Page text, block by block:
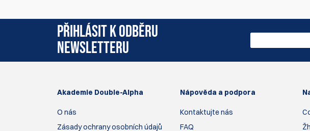
PŘIHLÁSIT K ODBĚRU
NEWSLETTERU
Akademie Double-Alpha
O nás
Zásady ochrany osobních údajů
Nápověda a podpora
Kontaktujte nás
FAQ